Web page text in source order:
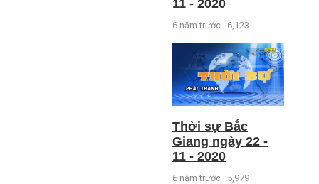
11 - 2020
6 năm trước 6,123
Thời sự Bắc
Giang ngày 22 -
11 - 2020
6 năm trước 5,979